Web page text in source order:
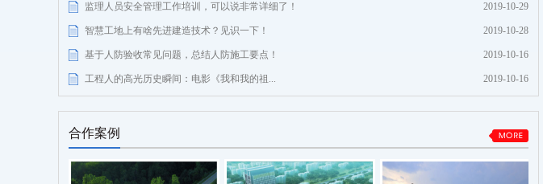
监理人员安全管理工作培训，可以说非常详细了！ 2019-10-29
智慧工地上有啥先进建造技术？见识一下！ 2019-10-28
基于人防验收常见问题，总结人防施工要点！ 2019-10-16
工程人的高光历史瞬间：电影《我和我的祖... 2019-10-16
合作案例